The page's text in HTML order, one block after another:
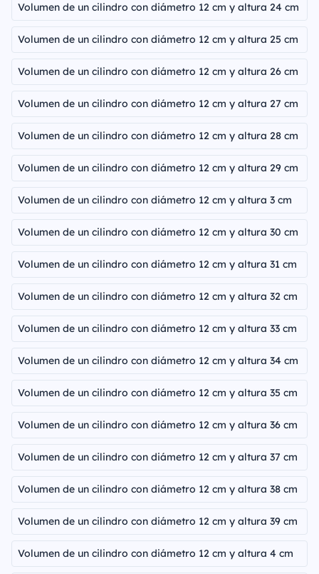
Volumen de un cilindro con diámetro 12 cm y altura 24 cm
Volumen de un cilindro con diámetro 12 cm y altura 25 cm
Volumen de un cilindro con diámetro 12 cm y altura 26 cm
Volumen de un cilindro con diámetro 12 cm y altura 27 cm
Volumen de un cilindro con diámetro 12 cm y altura 28 cm
Volumen de un cilindro con diámetro 12 cm y altura 29 cm
Volumen de un cilindro con diámetro 12 cm y altura 3 cm
Volumen de un cilindro con diámetro 12 cm y altura 30 cm
Volumen de un cilindro con diámetro 12 cm y altura 31 cm
Volumen de un cilindro con diámetro 12 cm y altura 32 cm
Volumen de un cilindro con diámetro 12 cm y altura 33 cm
Volumen de un cilindro con diámetro 12 cm y altura 34 cm
Volumen de un cilindro con diámetro 12 cm y altura 35 cm
Volumen de un cilindro con diámetro 12 cm y altura 36 cm
Volumen de un cilindro con diámetro 12 cm y altura 37 cm
Volumen de un cilindro con diámetro 12 cm y altura 38 cm
Volumen de un cilindro con diámetro 12 cm y altura 39 cm
Volumen de un cilindro con diámetro 12 cm y altura 4 cm